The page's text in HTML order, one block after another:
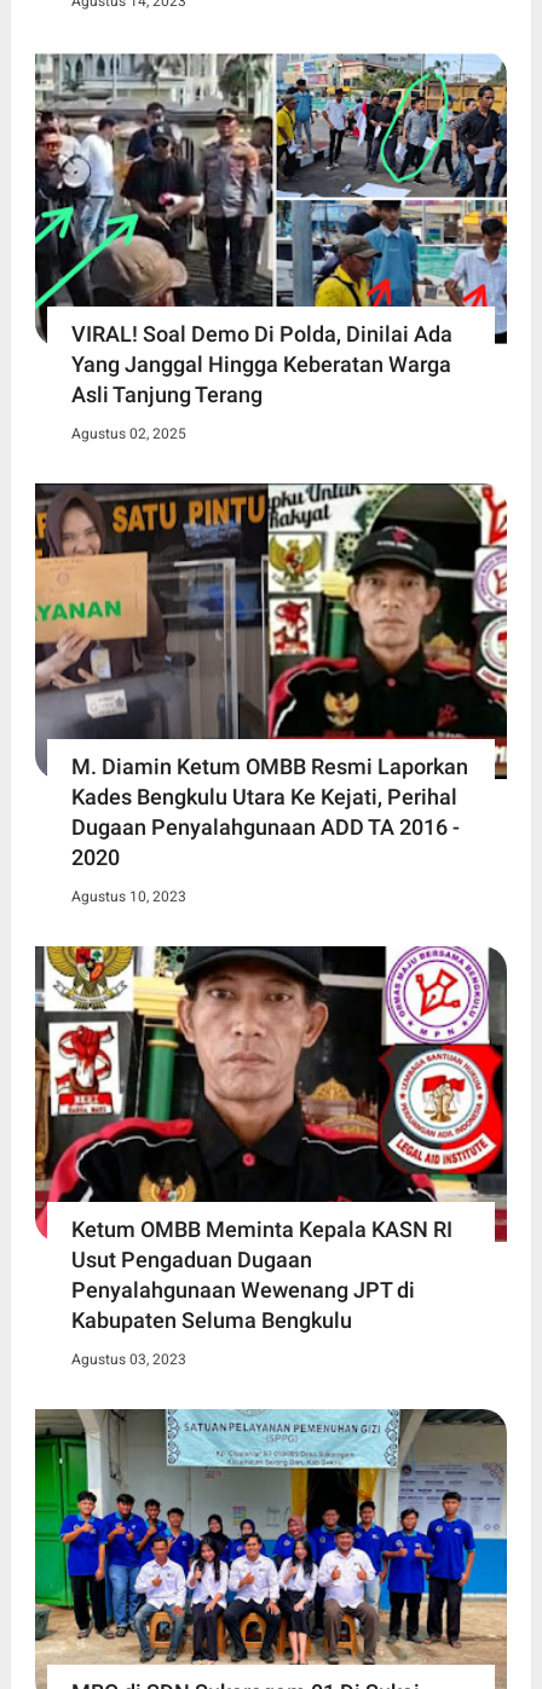
VIRAL! Soal Demo Di Polda, Dinilai Ada
Yang Janggal Hingga Keberatan Warga
Asli Tanjung Terang
Agustus 02, 2025
M. Diamin Ketum OMBB Resmi Laporkan
Kades Bengkulu Utara Ke Kejati, Perihal
Dugaan Penyalahgunaan ADD TA 2016 -
2020
Agustus 10, 2023
Ketum OMBB Meminta Kepala KASN RI
Usut Pengaduan Dugaan
Penyalahgunaan Wewenang JPT di
Kabupaten Seluma Bengkulu
Agustus 03, 2023